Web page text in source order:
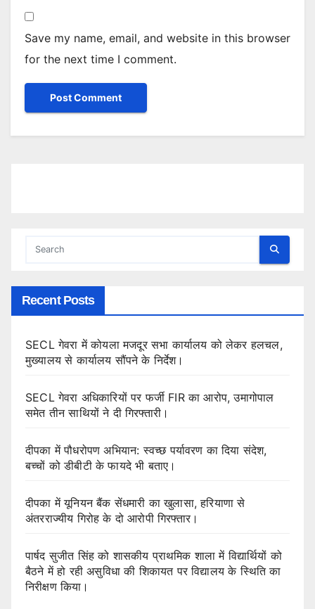
Save my name, email, and website in this browser
for the next time I comment.
Recent Posts
SECL गेवरा में कोयला मजदूर सभा कार्यालय को लेकर हलचल,
मुख्यालय से कार्यालय सौंपने के निर्देश।
SECL गेवरा अधिकारियों पर फर्जी FIR का आरोप, उमागोपाल
समेत तीन साथियों ने दी गिरफ्तारी।
दीपका में पौधरोपण अभियान: स्वच्छ पर्यावरण का दिया संदेश,
बच्चों को डीबीटी के फायदे भी बताए।
दीपका में यूनियन बैंक सेंधमारी का खुलासा, हरियाणा से
अंतरराज्यीय गिरोह के दो आरोपी गिरफ्तार।
पार्षद सुजीत सिंह को शासकीय प्राथमिक शाला में विद्यार्थियों को
बैठने में हो रही असुविधा की शिकायत पर विद्यालय के स्थिति का
निरीक्षण किया।